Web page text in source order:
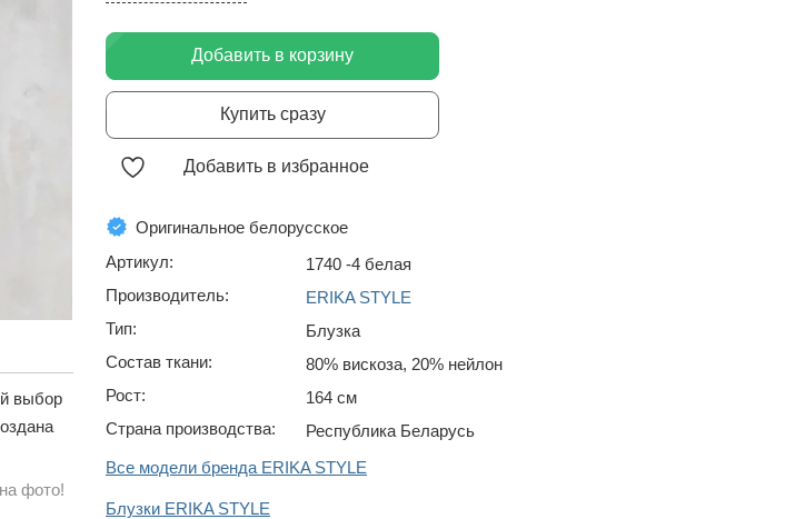
выбор
фото!
Добавить в корзину
Купить сразу
Добавить в избранное
Оригинальное белорусское
Артикул:
1740 -4 белая
Производитель:
ERIKA STYLE
Тип:
Блузка
Состав ткани:
80% вискоза, 20% нейлон
Рост:
164 см
Страна производства:
Республика Беларусь
Все модели бренда ERIKA STYLE
Блузки ERIKA STYLE